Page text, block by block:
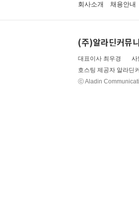
회사소개 채용안내
(주)알라딘커뮤
대표이사 최우경 사
호스팅 제공자 알라딘
ⓒ Aladin